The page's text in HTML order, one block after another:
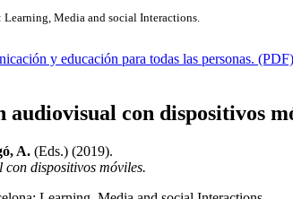
Media and social Interactions.
y educación para todas las personas. (PDF)
audiovisual con dispositivos
A. (Eds.) (2019).
dispositivos móviles.